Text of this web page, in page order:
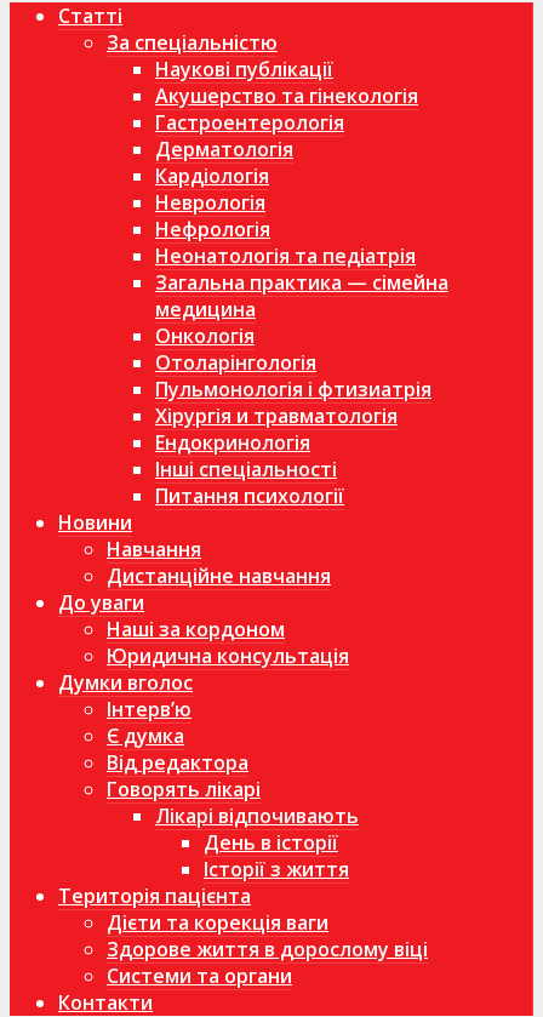
Статті
За спеціальністю
Наукові публікації
Акушерство та гінекологія
Гастроентерологія
Дерматологія
Кардіологія
Неврологія
Нефрологія
Неонатологія та педіатрія
Загальна практика — сімейна
медицина
Онкологія
Отоларінгологія
Пульмонологія і фтизиатрія
Хірургія и травматологія
Ендокринологія
Інші спеціальності
Питання психології
Новини
Навчання
Дистанційне навчання
До уваги
Наші за кордоном
Юридична консультація
Думки вголос
Інтерв’ю
Є думка
Від редактора
Говорять лікарі
Лікарі відпочивають
День в історії
Історії з життя
Територія пацієнта
Дієти та корекція ваги
Здорове життя в дорослому віці
Системи та органи
Контакти